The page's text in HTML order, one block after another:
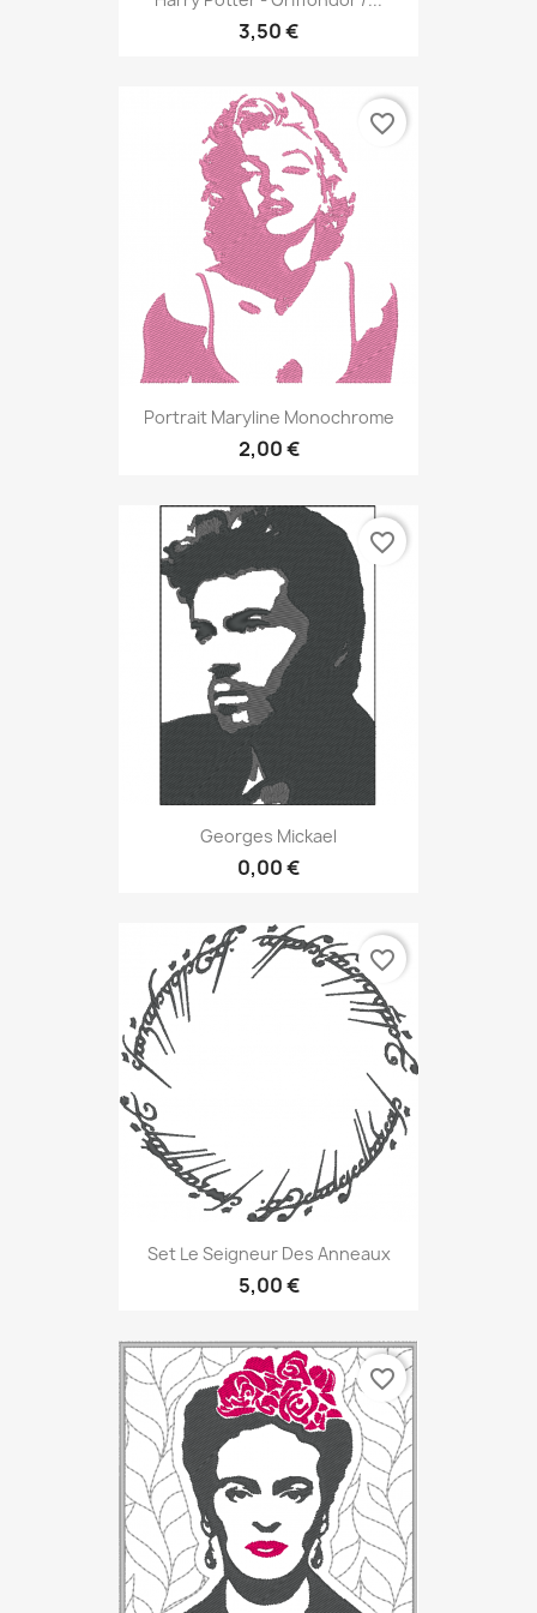
3,50 €
Portrait Maryline Monochrome
2,00 €
favorite_border
Georges Mickael
0,00 €
favorite_border
Set Le Seigneur Des Anneaux
5,00 €
favorite_border
favorite_border